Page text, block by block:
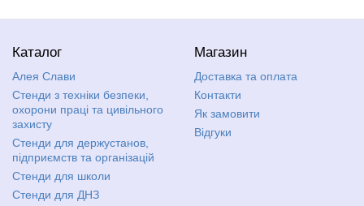
Каталог
Алея Слави
Стенди з техніки безпеки,
охорони праці та цивільного
захисту
Стенди для держустанов,
підприємств та організацій
Стенди для школи
Стенди для ДНЗ
Магазин
Доставка та оплата
Контакти
Як замовити
Відгуки